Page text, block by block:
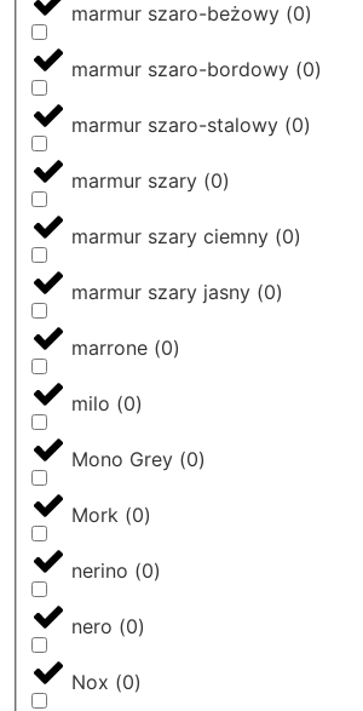
marmur szaro-beżowy (0)
marmur szaro-bordowy (0)
marmur szaro-stalowy (0)
marmur szary (0)
marmur szary ciemny (0)
marmur szary jasny (0)
marrone (0)
milo (0)
Mono Grey (0)
Mork (0)
nerino (0)
nero (0)
Nox (0)